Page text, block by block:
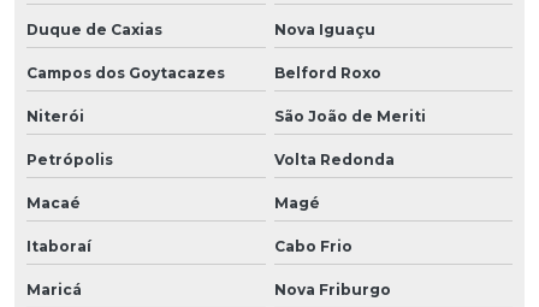
Duque de Caxias Nova Iguaçu
Campos dos Goytacazes Belford Roxo
Niterói São João de Meriti
Petrópolis Volta Redonda
Macaé Magé
Itaboraí Cabo Frio
Maricá Nova Friburgo